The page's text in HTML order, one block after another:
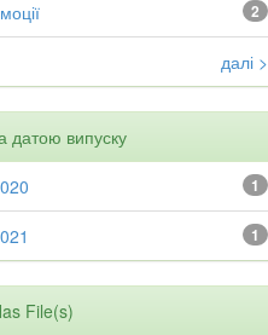
2
далі >
датою випуску
1
1
File(s)